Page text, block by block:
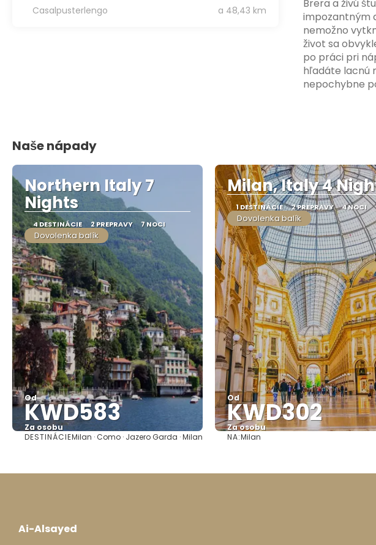
Brera a živú
impozantným
nemožno
život sa
po práci pri
hľadáte lacnú
nepochybne
Casalpusterlengo
a 48,43 km
Naše nápady
Northern Italy 7
Nights
4 DESTINÁCIE 2 PREPRAVY 7 NOCI
Dovolenka balík
Od
KWD583
Za osobu
Pozrieť sa
DESTINÁCIEMilan · Como · Jazero Garda · Milan
Milan, Italy 4
1 DESTINÁCIE 2 PREPRAVY 4 NOCI
Dovolenka balík
Od
KWD302
Za osobu
NA:Milan
Ai-Alsayed